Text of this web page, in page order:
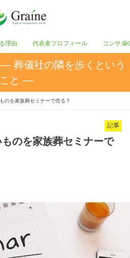
理由 代表者プロフィール コンサル
葬儀社の隣を歩くという
こと ―
のを家族葬セミナーで売る？
記事
ものを家族葬セミナーで